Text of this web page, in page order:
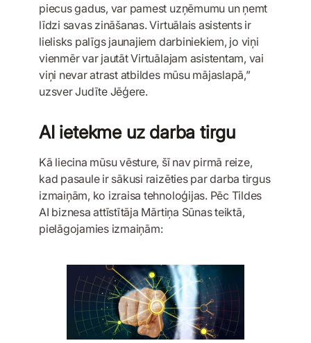
piecus gadus, var pamest uzņēmumu un ņemt
līdzi savas zināšanas. Virtuālais asistents ir
lielisks palīgs jaunajiem darbiniekiem, jo viņi
vienmēr var jautāt Virtuālajam asistentam, vai
viņi nevar atrast atbildes mūsu mājaslapā,”
uzsver Judīte Jēģere.
AI ietekme uz darba tirgu
Kā liecina mūsu vēsture, šī nav pirmā reize,
kad pasaule ir sākusi raizēties par darba tirgus
izmaiņām, ko izraisa tehnoloģijas. Pēc Tildes
AI biznesa attīstītāja Mārtiņa Sūnas teiktā,
pielāgojamies izmaiņām: